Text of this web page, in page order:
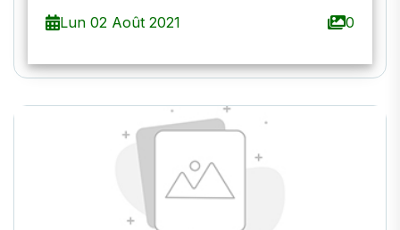
Lun 02 Août 2021 0